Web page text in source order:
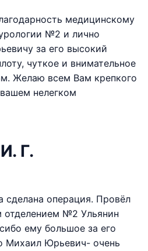
медицинскому
№2 и лично
за его высокий
чуткое и внимательное
Желаю всем Вам крепкого
нелегком
Г.
сделана операция. Провёл
отделением №2 Ульянин
ему большое за его
Михаил Юрьевич- очень